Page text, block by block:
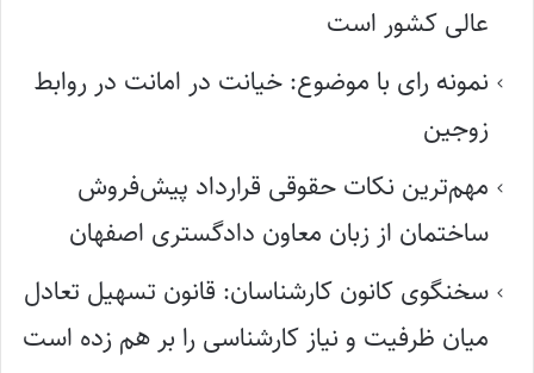
عالی کشور است
نمونه رای با موضوع: خیانت در امانت در روابط
زوجین
مهم‌ترین نکات حقوقی قرارداد پیش‌فروش
ساختمان از زبان معاون دادگستری اصفهان
سخنگوی کانون کارشناسان: قانون تسهیل تعادل
میان ظرفیت و نیاز کارشناسی را بر هم زده است